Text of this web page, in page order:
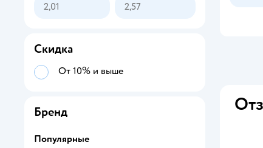
Скидка
От 10% и выше
Бренд
Популярные